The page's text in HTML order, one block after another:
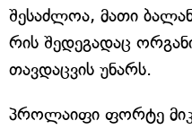
შესაძლოა, მათი
რის შედეგადაც
თავდაცვის უნარს.
პროლაიფი ფორტე